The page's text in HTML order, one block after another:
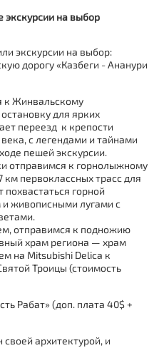
экскурсии на выбор
экскурсии на выбор:
дорогу «Казбеги - Ананури
к Жинвальскому
для ярких
переезд к крепости
с легендами и тайнами
пешей экскурсии.
отправимся к горнолыжному
км первоклассных трасс для
горной
живописными лугами с
отправимся к подножию
храм региона — храм
на Mitsubishi Delica к
Троицы (стоимость
Рабат» (доп. плата 40$ +
архитектурой, и